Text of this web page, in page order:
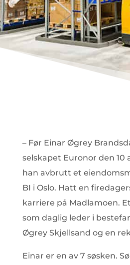
– Før Einar Øgrey
selskapet Euronor den 10
han avbrutt et
BI i Oslo. Hatt en
karriere på Madlamoen.
som daglig leder i
Øgrey Skjellsand og en
Einar er en av 7 søsken.